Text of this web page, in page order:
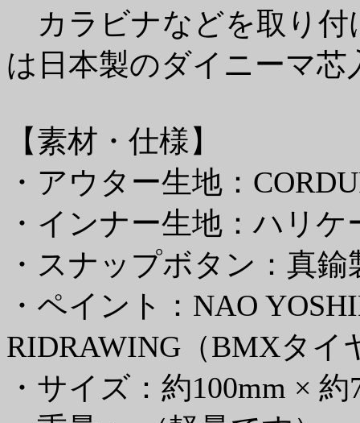
カラビナなどを取り付
は日本製のダイニーマ
【素材・仕様】
・アウター生地：
・インナー生地：ハリ
・スナップボタン：真
・ペイント：NAO
RIDRAWING（BMXタイ
・サイズ：約100mm × 約